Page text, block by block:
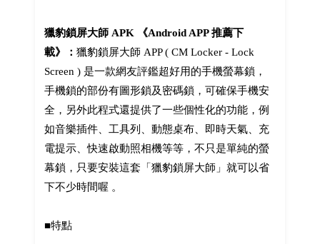
獵豹鎖屏大師 APK 《Android APP 推薦下
載》： 獵豹鎖屏大師 APP ( CM Locker - Lock
Screen ) 是一款網友評鑑超好用的手機螢幕鎖，
手機鎖的部份有圖形鎖及密碼鎖，可確保手機安
全，另外此程式還提供了一些個性化的功能，例
如音樂插件、工具列、動態桌布、即時天氣、充
電提示、快速啟動照相機等等，不只是單純的螢
幕鎖，只要安裝這套「獵豹鎖屏大師」就可以省
下不少時間喔 。
■特點